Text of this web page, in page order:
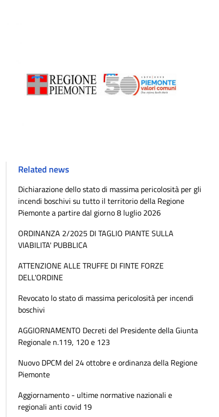
Related news
Dichiarazione dello stato di massima pericolosità per gli
incendi boschivi su tutto il territorio della Regione
Piemonte a partire dal giorno 8 luglio 2026
ORDINANZA 2/2025 DI TAGLIO PIANTE SULLA
VIABILITA' PUBBLICA
ATTENZIONE ALLE TRUFFE DI FINTE FORZE
DELL'ORDINE
Revocato lo stato di massima pericolosità per incendi
boschivi
AGGIORNAMENTO Decreti del Presidente della Giunta
Regionale n.119, 120 e 123
Nuovo DPCM del 24 ottobre e ordinanza della Regione
Piemonte
Aggiornamento - ultime normative nazionali e
regionali anti covid 19